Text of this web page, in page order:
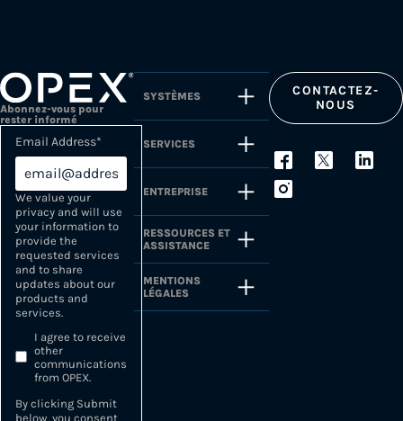
Abonnez-vous pour
rester informé
Email Address*
We value your
privacy and will use
your information to
provide the
requested services
and to share
updates about our
products and
services.
I agree to receive
other
communications
from OPEX.
By clicking Submit
below, you consent
SYSTÈMES
SERVICES
ENTREPRISE
RESSOURCES ET
ASSISTANCE
MENTIONS
LÉGALES
CONTACTEZ-
NOUS